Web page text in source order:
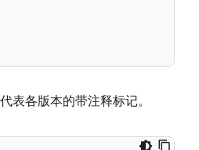
表各版本的带注释标记。